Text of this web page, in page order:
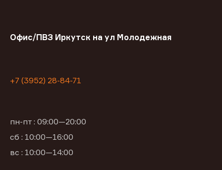
Офис/ПВЗ Иркутск на ул Молодежная
+7 (3952) 28-84-71
пн-пт : 09:00—20:00
сб : 10:00—16:00
вс : 10:00—14:00